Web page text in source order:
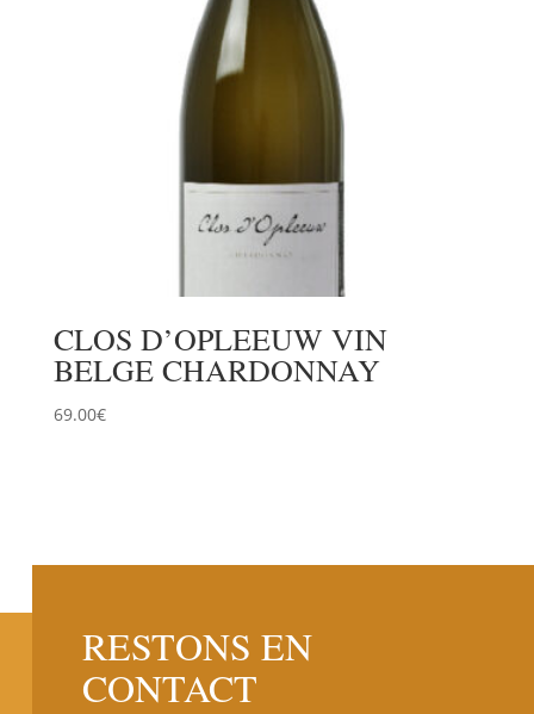
CLOS D’OPLEEUW VIN
BELGE CHARDONNAY
69.00€
RESTONS EN
CONTACT